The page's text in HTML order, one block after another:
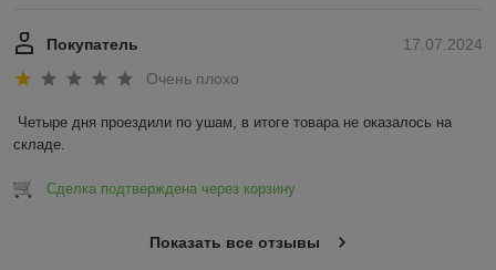
17.07.2024
Покупатель
Очень плохо
Четыре дня проездили по ушам, в итоге товара не оказалось на
складе.
Сделка подтверждена через корзину
Показать все отзывы